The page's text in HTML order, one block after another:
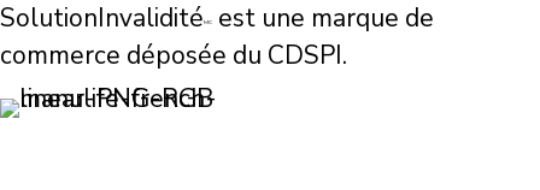
SolutionInvaliditéMC
est une marque de
commerce déposée du CDSPI.